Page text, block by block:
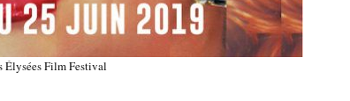
Élysées Film Festival